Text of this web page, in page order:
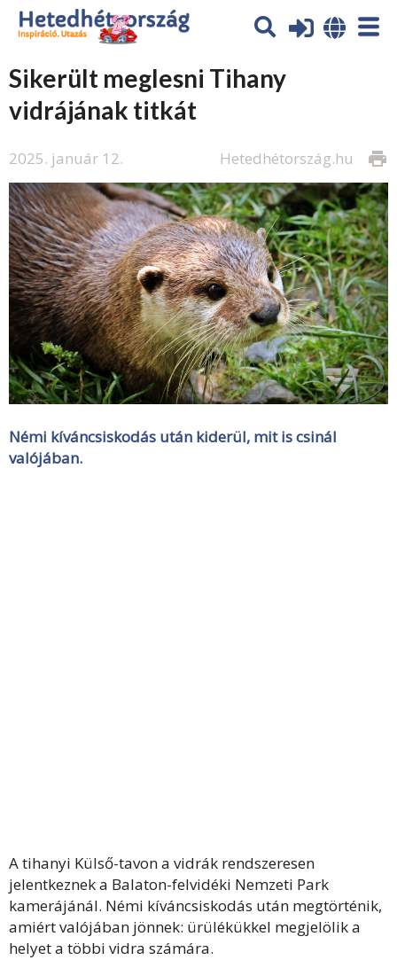
Sikerült meglesni Tihany
vidrájának titkát
2025. január 12. print
Hetedhétország.hu
Némi kíváncsiskodás után kiderül, mit is csinál
valójában.
A tihanyi Külső-tavon a vidrák rendszeresen
jelentkeznek a Balaton-felvidéki Nemzeti Park
kamerájánál. Némi kíváncsiskodás után megtörténik,
amiért valójában jönnek: ürülékükkel megjelölik a
helyet a többi vidra számára.